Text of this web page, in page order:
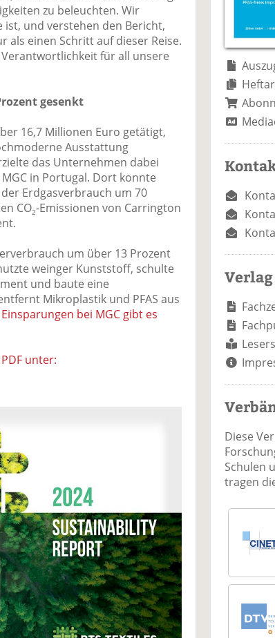
il
e
n
e
n e
n
zu beleuchten. Wir
ist, und verstehen den Bericht,
als einen Schritt auf dieser Reise.
für all unsere
gesenkt
16,7 Millionen Euro getätigt,
Ausstattung
das Unternehmen dabei
in Portugal. Dort konnte
Erdgasverbrauch um 70
CO2-Emissionen von Carrington
um über 13 Prozent
weinger Kunststoff, schulte
und baute eine
Mikroplastik und PFAS aus
bei MGC gibt es
unter:
Verlag
Diese
Schulen
tragen